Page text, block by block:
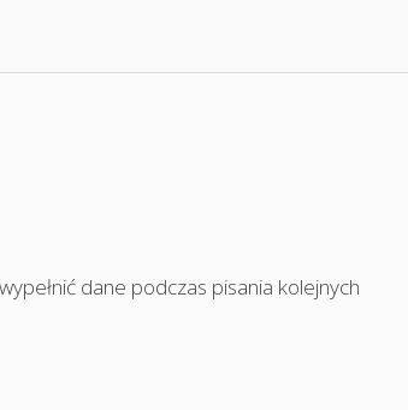
dane podczas pisania kolejnych